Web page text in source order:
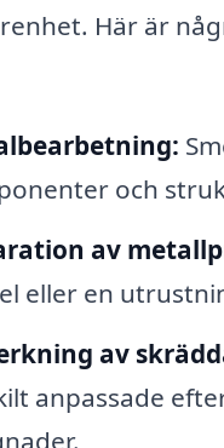
Här är
och
av
eller en
av
anpassade